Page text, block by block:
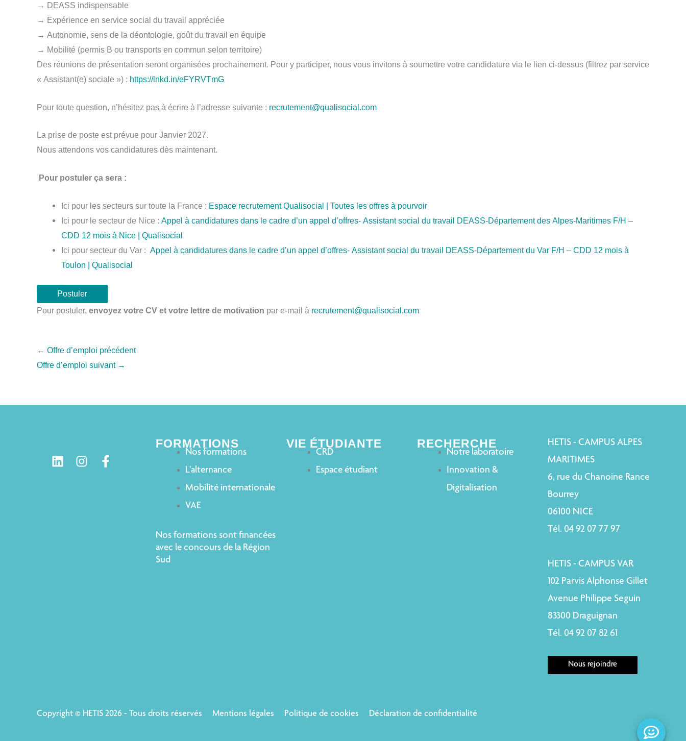
→ DEASS indispensable
→ Expérience en service social du travail appréciée
→ Autonomie, sens de la déontologie, goût du travail en équipe
→ Mobilité (permis B ou transports en commun selon territoire)
Des réunions de présentation seront organisées prochainement. Pour y participer, nous vous invitons à soumettre votre candidature via le lien ci-dessus (filtrez par service
« Assistant(e) sociale ») : https://lnkd.in/eFYRVTmG
Pour toute question, n’hésitez pas à écrire à l’adresse suivante : recrutement@qualisocial.com
La prise de poste est prévue pour Janvier 2027.
Nous attendons vos candidatures dès maintenant.
Pour postuler ça sera :
Ici pour les secteurs sur toute la France : Espace recrutement Qualisocial | Toutes les offres à pourvoir
Ici pour le secteur de Nice : Appel à candidatures dans le cadre d’un appel d’offres- Assistant social du travail DEASS-Département des Alpes-Maritimes F/H –
CDD 12 mois à Nice | Qualisocial
Ici pour secteur du Var : Appel à candidatures dans le cadre d’un appel d’offres- Assistant social du travail DEASS-Département du Var F/H – CDD 12 mois à
Toulon | Qualisocial
Pour postuler, envoyez votre CV et votre lettre de motivation par e-mail à recrutement@qualisocial.com
← Offre d’emploi précédent
Offre d’emploi suivant →
FORMATIONS
Nos formations
L’alternance
Mobilité internationale
VAE
Nos formations sont financées
avec le concours de la Région
Sud
VIE ÉTUDIANTE
CRD
Espace étudiant
RECHERCHE
Notre laboratoire
Innovation &
Digitalisation
HETIS - CAMPUS ALPES
MARITIMES
6, rue du Chanoine Rance
Bourrey
06100 NICE
Tél. 04 92 07 77 97
HETIS - CAMPUS VAR
102 Parvis Alphonse Gillet
Avenue Philippe Seguin
83300 Draguignan
Tél. 04 92 07 82 61
Nous rejoindre
Copyright © HETIS 2026 - Tous droits réservés Mentions légales Politique de cookies Déclaration de confidentialité